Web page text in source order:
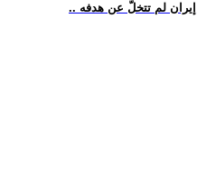
إيران لم تتخلَّ عن هدفه